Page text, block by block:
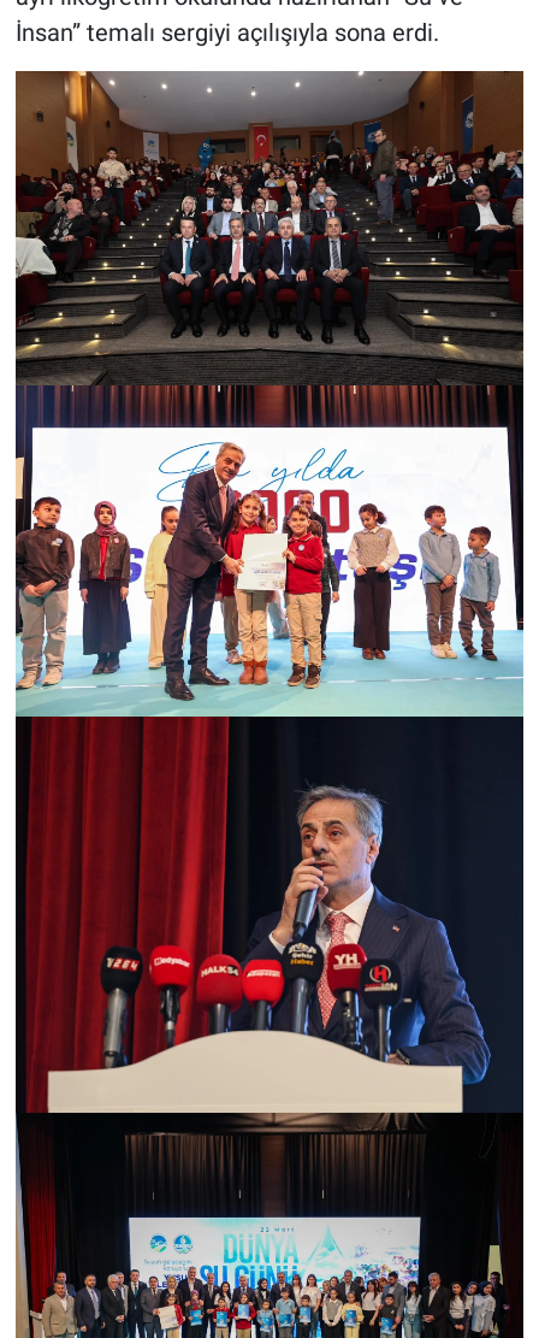
İnsan” temalı sergiyi açılışıyla sona erdi.